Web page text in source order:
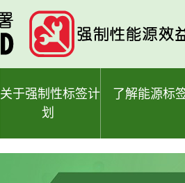
关于强制性标签计
划
了解能源标